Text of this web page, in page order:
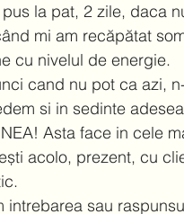
la pat, 2 zile, daca
mi am recăpătat
cu nivelul de energie.
cand nu pot ca azi,
si in sedinte
Asta face in cele
acolo, prezent, cu
intrebarea sau